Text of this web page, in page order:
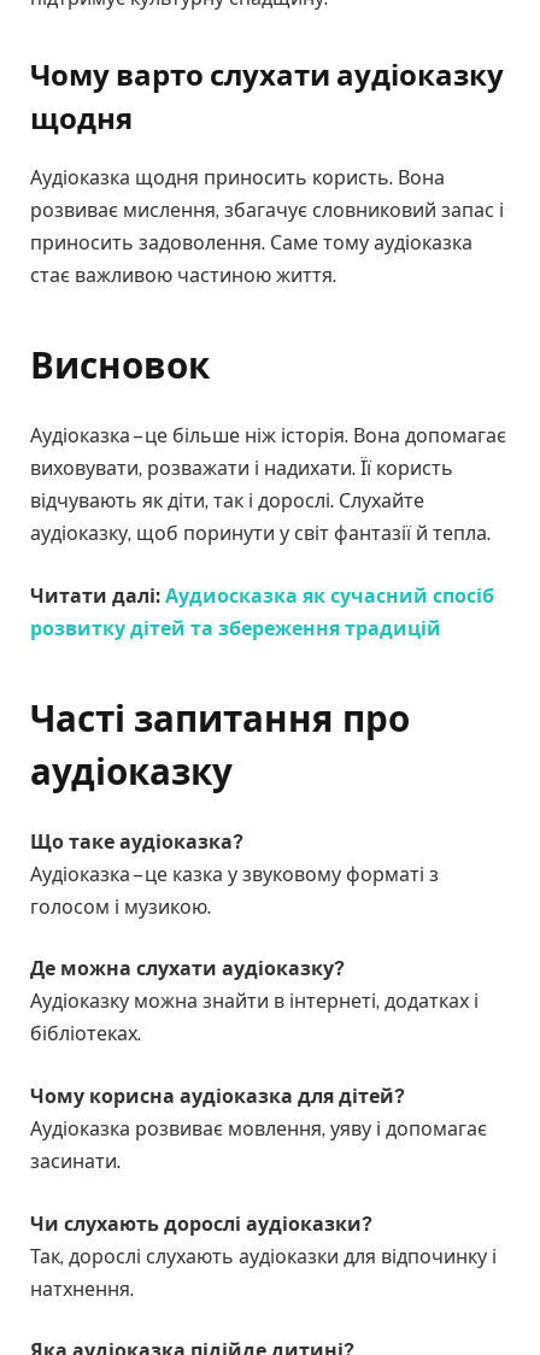
Чому варто слухати аудіоказку
щодня
Аудіоказка щодня приносить користь. Вона
розвиває мислення, збагачує словниковий запас і
приносить задоволення. Саме тому аудіоказка
стає важливою частиною життя.
Висновок
Аудіоказка – це більше ніж історія. Вона допомагає
виховувати, розважати і надихати. Її користь
відчувають як діти, так і дорослі. Слухайте
аудіоказку, щоб поринути у світ фантазії й тепла.
Читати далі: Аудиосказка як сучасний спосіб
розвитку дітей та збереження традицій
Часті запитання про
аудіоказку
Що таке аудіоказка?
Аудіоказка – це казка у звуковому форматі з
голосом і музикою.
Де можна слухати аудіоказку?
Аудіоказку можна знайти в інтернеті, додатках і
бібліотеках.
Чому корисна аудіоказка для дітей?
Аудіоказка розвиває мовлення, уяву і допомагає
засинати.
Чи слухають дорослі аудіоказки?
Так, дорослі слухають аудіоказки для відпочинку і
натхнення.